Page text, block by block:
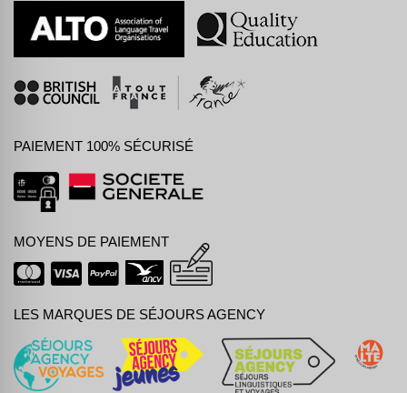
PAIEMENT 100% SÉCURISÉ
MOYENS DE PAIEMENT
LES MARQUES DE SÉJOURS AGENCY